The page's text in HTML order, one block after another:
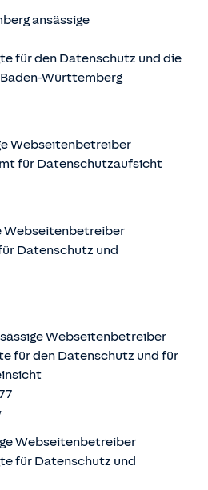
ansässige
für den Datenschutz und die
Württemberg
Webseitenbetreiber
für Datenschutzaufsicht
Webseitenbetreiber
Datenschutz und
Webseitenbetreiber
für den Datenschutz und für
Webseitenbetreiber
für Datenschutz und